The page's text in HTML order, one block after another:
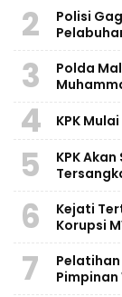
2
Polisi
3
Polda
4 KPK
5
KPK
6
Kejati
Korupsi
7
Pelatihan
Pimpinan